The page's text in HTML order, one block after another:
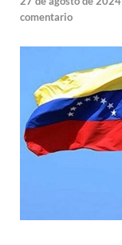
comentario